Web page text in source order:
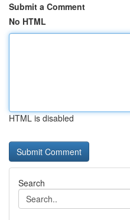
Submit a Comment
No HTML
HTML is disabled
Search